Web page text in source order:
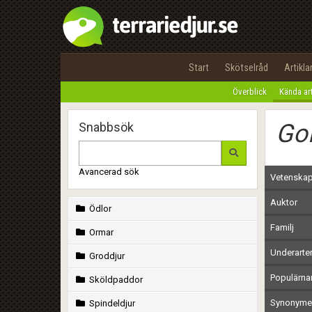
Start Skötselråd Artiklar
Överblick Kända
Snabbsök
Avancerad sök
Ödlor
Ormar
Groddjur
Sköldpaddor
Spindeldjur
Auktor
Familj
Underarter